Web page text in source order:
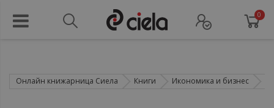
0
Онлайн книжарница Сиела Книги Икономика и бизнес